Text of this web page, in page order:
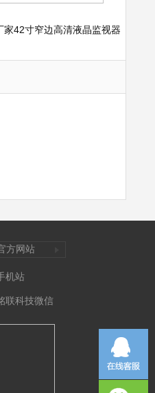
42寸窄边高清液晶监视器
方网站
机站
联科技微信